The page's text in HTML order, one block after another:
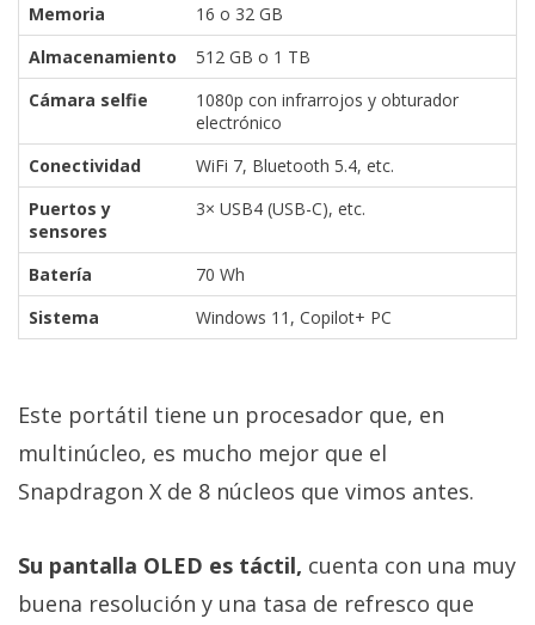
Memoria
16 o 32 GB
Almacenamiento
512 GB o 1 TB
Cámara selfie
1080p con infrarrojos y obturador
electrónico
Conectividad
WiFi 7, Bluetooth 5.4, etc.
Puertos y
sensores
3× USB4 (USB-C), etc.
Batería
70 Wh
Sistema
Windows 11, Copilot+ PC
Este portátil tiene un procesador que, en
multinúcleo, es mucho mejor que el
Snapdragon X de 8 núcleos que vimos antes.
Su pantalla OLED es táctil, cuenta con una muy
buena resolución y una tasa de refresco que